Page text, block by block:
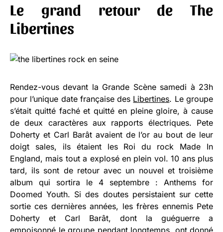
Le grand retour de The
Libertines
Rendez-vous devant la Grande Scène samedi à 23h
pour l’unique date française des Libertines. Le groupe
s’était quitté faché et quitté en pleine gloire, à cause
de deux caractères aux rapports électriques. Pete
Doherty et Carl Barât avaient de l’or au bout de leur
doigt sales, ils étaient les Roi du rock Made In
England, mais tout a explosé en plein vol. 10 ans plus
tard, ils sont de retour avec un nouvel et troisième
album qui sortira le 4 septembre : Anthems for
Doomed Youth. Si des doutes persistaient sur cette
sortie ces dernières années, les frères ennemis Pete
Doherty et Carl Barât, dont la guéguerre a